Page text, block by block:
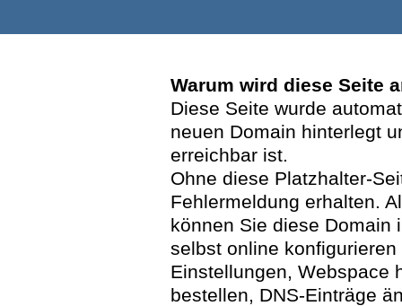
Warum wird diese Seite
Diese Seite wurde
neuen Domain hinterlegt
erreichbar ist.
Ohne diese Platzhalter-
Fehlermeldung erhalten.
können Sie diese Domain
selbst online
Einstellungen, Webspace
bestellen, DNS-Einträge